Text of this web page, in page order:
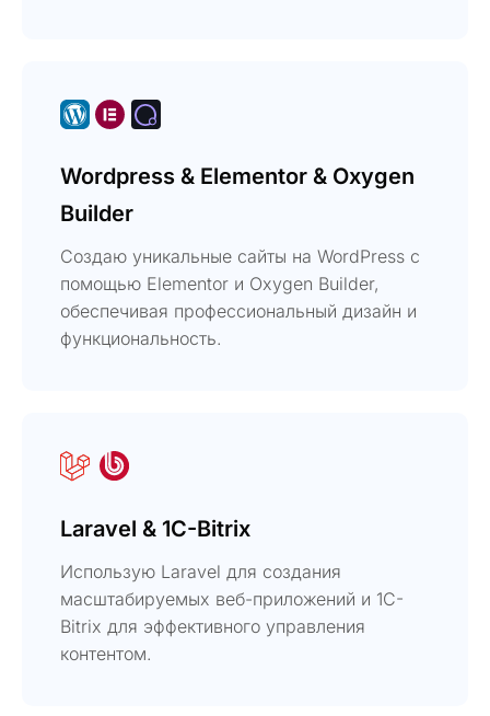
Wordpress & Elementor & Oxygen
Builder
Создаю уникальные сайты на WordPress с
помощью Elementor и Oxygen Builder,
обеспечивая профессиональный дизайн и
функциональность.
Laravel & 1C-Bitrix
Использую Laravel для создания
масштабируемых веб-приложений и 1C-
Bitrix для эффективного управления
контентом.